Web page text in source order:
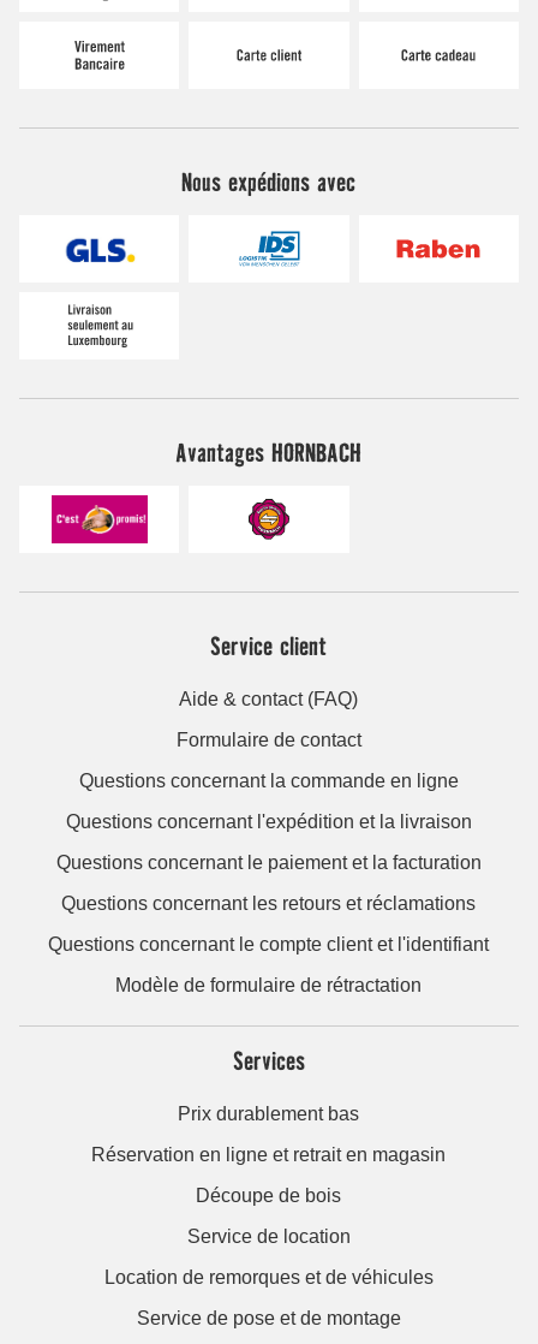
Nous expédions avec
Avantages HORNBACH
Service client
Aide & contact (FAQ)
Formulaire de contact
Questions concernant la commande en ligne
Questions concernant l'expédition et la livraison
Questions concernant le paiement et la facturation
Questions concernant les retours et réclamations
Questions concernant le compte client et l'identifiant
Modèle de formulaire de rétractation
Services
Prix durablement bas
Réservation en ligne et retrait en magasin
Découpe de bois
Service de location
Location de remorques et de véhicules
Service de pose et de montage